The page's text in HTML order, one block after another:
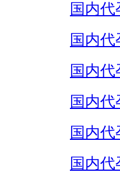
国内
国内代
国内
国内
国内
国内